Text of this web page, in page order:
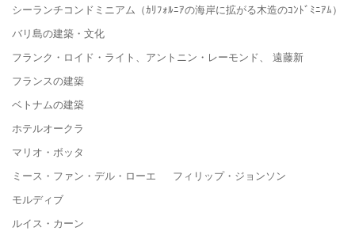
シーランチコンドミニアム（ｶﾘﾌｫﾙﾆｱの海岸に拡がる木造のｺﾝﾄﾞﾐﾆｱﾑ）
バリ島の建築・文化
フランク・ロイド・ライト、アントニン・レーモンド、 遠藤新
フランスの建築
ベトナムの建築
ホテルオークラ
マリオ・ボッタ
ミース・ファン・デル・ローエ フィリップ・ジョンソン
モルディブ
ルイス・カーン